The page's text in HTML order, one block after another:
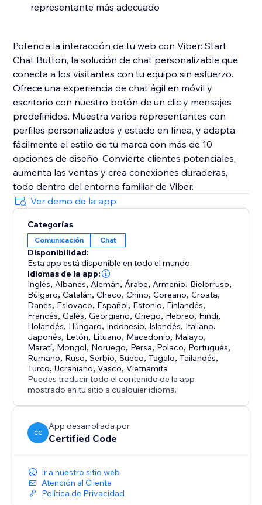
representante más adecuado
Potencia la interacción de tu web con Viber: Start
Chat Button, la solución de chat personalizable que
conecta a los visitantes con tu equipo sin esfuerzo.
Ofrece una experiencia de chat ágil en móvil y
escritorio con nuestro botón de un clic y mensajes
predefinidos. Muestra varios representantes con
perfiles personalizados y estado en línea, y adapta
fácilmente el estilo de tu marca con más de 10
opciones de diseño. Convierte clientes potenciales,
aumenta las ventas y crea conexiones duraderas,
todo dentro del entorno familiar de Viber.
Ver demo de la app
Categorías
Comunicación Chat
Disponibilidad:
Esta app está disponible en todo el mundo.
Idiomas de la app:
Inglés, Albanés, Alemán, Árabe, Armenio, Bielorruso,
Búlgaro,Catalán,Checo,Chino,Coreano,Croata,
Danés, Eslovaco, Español, Estonio, Finlandés,
Francés,Galés,Georgiano,Griego, Hebreo, Hindi,
Holandés, Húngaro, Indonesio, Islandés, Italiano,
Japonés, Letón, Lituano, Macedonio, Malayo,
Maratí, Mongol, Noruego, Persa, Polaco, Portugués,
Rumano, Ruso,Serbio,Sueco,Tagalo,Tailandés,
Turco,Ucraniano,Vasco,Vietnamita
Puedes traducir todo el contenido de la app
mostrado en tu sitio a cualquier idioma.
CC
App desarrollada por
Certified Code
Ir a nuestro sitio web
Atención al Cliente
Política de Privacidad